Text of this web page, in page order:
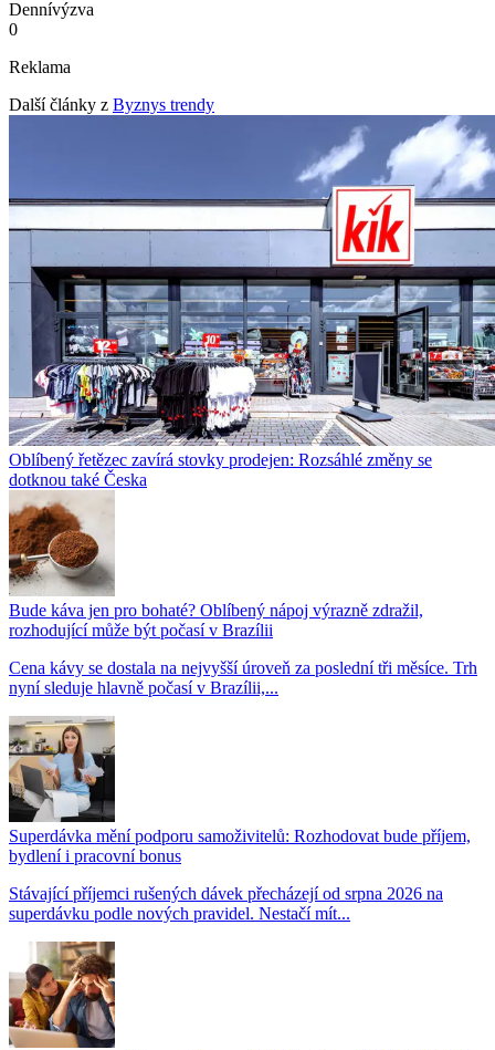
Dennívýzva
0
Reklama
Další články z Byznys trendy
Oblíbený řetězec zavírá stovky prodejen: Rozsáhlé změny se
dotknou také Česka
Bude káva jen pro bohaté? Oblíbený nápoj výrazně zdražil,
rozhodující může být počasí v Brazílii
Cena kávy se dostala na nejvyšší úroveň za poslední tři měsíce. Trh
nyní sleduje hlavně počasí v Brazílii,...
Superdávka mění podporu samoživitelů: Rozhodovat bude příjem,
bydlení i pracovní bonus
Stávající příjemci rušených dávek přecházejí od srpna 2026 na
superdávku podle nových pravidel. Nestačí mít...